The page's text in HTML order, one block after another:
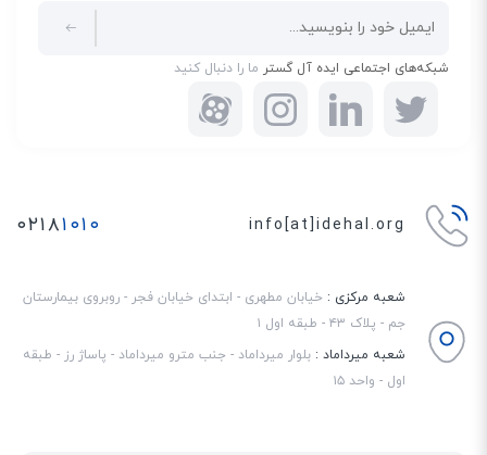
شبکه‌های اجتماعی ایده آل گسترما را دنبال کنید
info[at]idehal.org ۰۲۱۸۱۰۱۰
شعبه مرکزی : خیابان مطهری - ابتدای خیابان فجر - روبروی بیمارستان
جم - پلاک ۴۳ - طبقه اول ۱
شعبه میرداماد : بلوار میرداماد - جنب مترو میرداماد - پاساژ رز - طبقه
اول - واحد ۱۵